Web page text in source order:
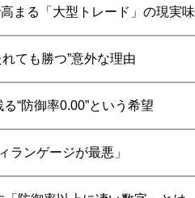
まる「大型トレード」の現実味
ても勝つ”意外な理由
“防御率0.00”という希望
ランゲージが最悪」